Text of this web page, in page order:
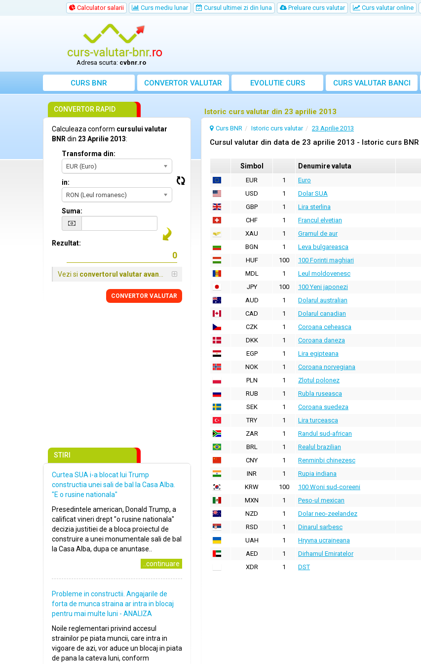
Calculator salarii Curs mediu lunar Cursul ultimei zi din luna Preluare curs valutar Curs valutar online
Adresa scurta: cvbnr.ro
CURS BNR CONVERTOR VALUTAR EVOLUTIE CURS CURS VALUTAR BANCI
Istoric curs valutar din 23 aprilie 2013
Curs BNR Istoric curs valutar 23 Aprilie 2013
Cursul valutar din data de 23 aprilie 2013 - Istoric curs BNR
Simbol Denumire valuta
EUR 1 Euro
USD
1 Dolar SUA
GBP
1 Lira sterlina
CHF
1 Francul elvetian
XAU
1 Gramul de aur
BGN
1 Leva bulgareasca
HUF
100 100 Forinti maghiari
MDL
1 Leul moldovenesc
JPY
100 100 Yeni japonezi
AUD
1 Dolarul australian
CAD
1 Dolarul canadian
CZK
1 Coroana ceheasca
DKK
1 Coroana daneza
EGP
1 Lira egipteana
NOK
1 Coroana norvegiana
PLN
1 Zlotul polonez
RUB
1 Rubla ruseasca
SEK
1 Coroana suedeza
TRY
1 Lira turceasca
ZAR
1 Randul sud-african
BRL
1 Realul brazilian
CNY
1 Renminbi chinezesc
INR
1 Rupia indiana
KRW
100 100 Woni sud-coreeni
MXN
1 Peso-ul mexican
NZD
1 Dolar neo-zeelandez
RSD
1 Dinarul sarbesc
UAH
1 Hryvna ucraineana
AED
1 Dirhamul Emiratelor
XDR
1 DST
CONVERTOR RAPID
Calculeaza conform cursului valutar
BNR din 23 Aprilie 2013:
Transforma din:
EUR (Euro)
in:
RON (Leul romanesc)
Suma:
Rezultat:
Vezi si convertorul valutar avansat
CONVERTOR VALUTAR
STIRI
Curtea SUA i-a blocat lui Trump
constructia unei sali de bal la Casa Alba.
"E o rusine nationala"
Presedintele american, Donald Trump, a
calificat vineri drept "o rusine nationala"
decizia justitiei de a bloca proiectul de
construire a unei monumentale sali de bal
la Casa Alba, dupa ce anuntase..
..continuare
Probleme in constructii. Angajarile de
forta de munca straina ar intra in blocaj
pentru mai multe luni - ANALIZA
Noile reglementari privind accesul
strainilor pe piata muncii, care intra in
vigoare de azi, vor aduce un blocaj in piata
de pana la cateva luni, conform